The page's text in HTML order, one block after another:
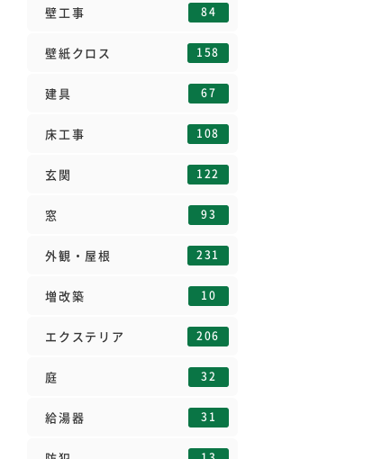
壁工事 84
壁紙クロス 158
建具 67
床工事 108
玄関 122
窓 93
外観・屋根 231
増改築 10
エクステリア 206
庭 32
給湯器 31